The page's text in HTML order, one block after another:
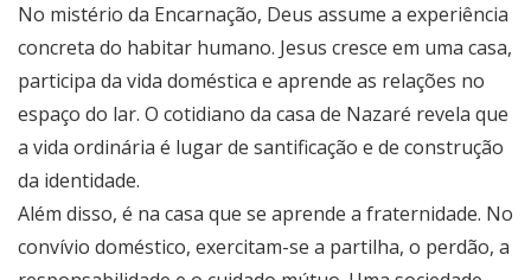
No mistério da Encarnação, Deus assume a experiência
concreta do habitar humano. Jesus cresce em uma casa,
participa da vida doméstica e aprende as relações no
espaço do lar. O cotidiano da casa de Nazaré revela que
a vida ordinária é lugar de santificação e de construção
da identidade.
Além disso, é na casa que se aprende a fraternidade. No
convívio doméstico, exercitam-se a partilha, o perdão, a